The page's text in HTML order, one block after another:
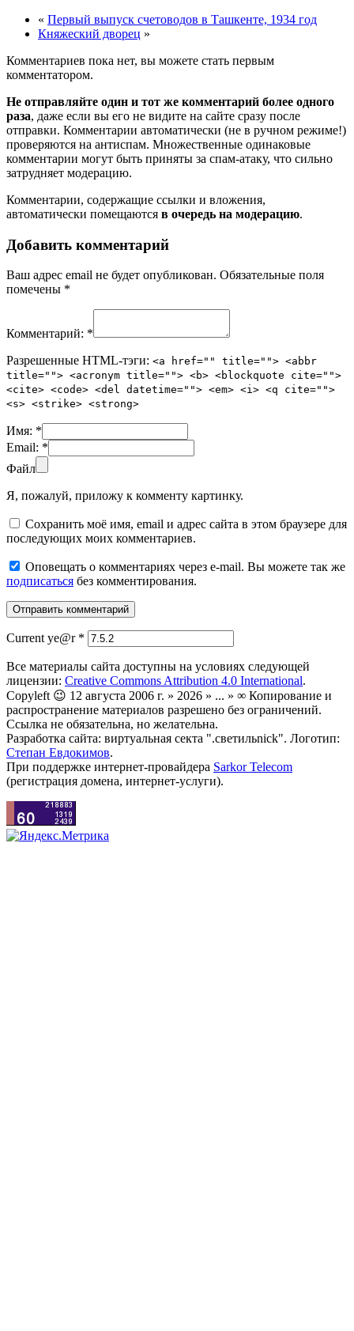
« Первый выпуск счетоводов в Ташкенте, 1934 год
Княжеский дворец »
Комментариев пока нет, вы можете стать первым
комментатором.
Не отправляйте один и тот же комментарий более одного
раза, даже если вы его не видите на сайте сразу после
отправки. Комментарии автоматически (не в ручном режиме!)
проверяются на антиспам. Множественные одинаковые
комментарии могут быть приняты за спам-атаку, что сильно
затрудняет модерацию.
Комментарии, содержащие ссылки и вложения,
автоматически помещаются в очередь на модерацию.
Добавить комментарий
Ваш адрес email не будет опубликован. Обязательные поля
помечены *
Комментарий: *
Разрешенные HTML-тэги: <a href="" title=""> <abbr
title=""> <acronym title=""> <b> <blockquote cite="">
<cite> <code> <del datetime=""> <em> <i> <q cite="">
<s> <strike> <strong>
Имя: *
Email: *
Файл
Я, пожалуй, приложу к комменту картинку.
Сохранить моё имя, email и адрес сайта в этом браузере для
последующих моих комментариев.
Оповещать о комментариях через e-mail. Вы можете так же
подписаться без комментирования.
Current ye@r *
Все материалы сайта доступны на условиях следующей
лицензии: Creative Commons Attribution 4.0 International.
Copyleft 😉 12 августа 2006 г. » 2026 » ... » ∞ Копирование и
распространение материалов разрешено без ограничений.
Ссылка не обязательна, но желательна.
Разработка сайта: виртуальная секта ".светильnick". Логотип:
Степан Евдокимов.
При поддержке интернет-провайдера Sarkor Telecom
(регистрация домена, интернет-услуги).